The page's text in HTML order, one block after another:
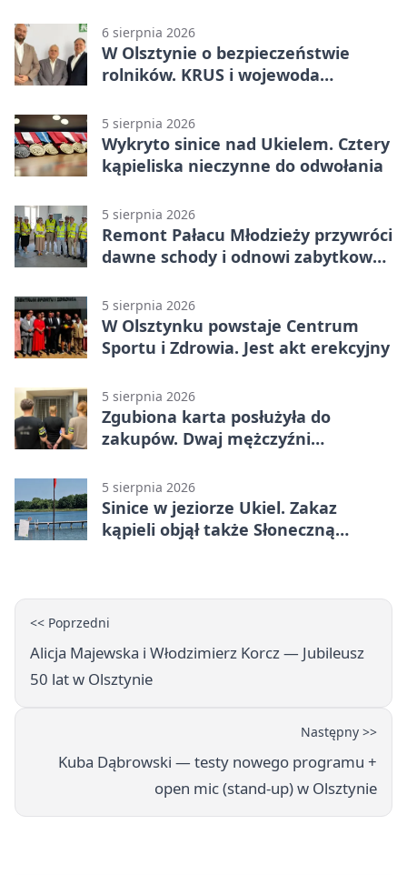
6 sierpnia 2026
W Olsztynie o bezpieczeństwie
rolników. KRUS i wojewoda
5 sierpnia 2026
Wykryto sinice nad Ukielem. Cztery
kąpieliska nieczynne do odwołania
5 sierpnia 2026
Remont Pałacu Młodzieży przywróci
dawne schody i odnowi zabytkowy
5 sierpnia 2026
W Olsztynku powstaje Centrum
Sportu i Zdrowia. Jest akt erekcyjny
5 sierpnia 2026
Zgubiona karta posłużyła do
zakupów. Dwaj mężczyźni
5 sierpnia 2026
Sinice w jeziorze Ukiel. Zakaz
kąpieli objął także Słoneczną
<< Poprzedni
Alicja Majewska i Włodzimierz Korcz — Jubileusz
50 lat w Olsztynie
Następny >>
Kuba Dąbrowski — testy nowego programu +
open mic (stand-up) w Olsztynie